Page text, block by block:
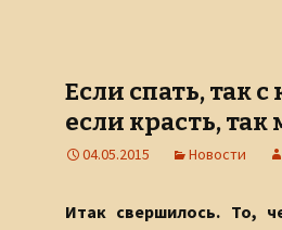
Если спать, так с
если красть,
04.05.2015 Новости
Итак свершилось. То,